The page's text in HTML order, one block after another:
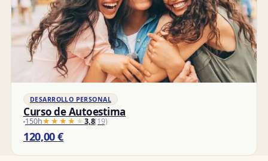
DESARROLLO PERSONAL
Curso de Autoestima
150h★★★★★
★★★★★3,8(19)
120,00€